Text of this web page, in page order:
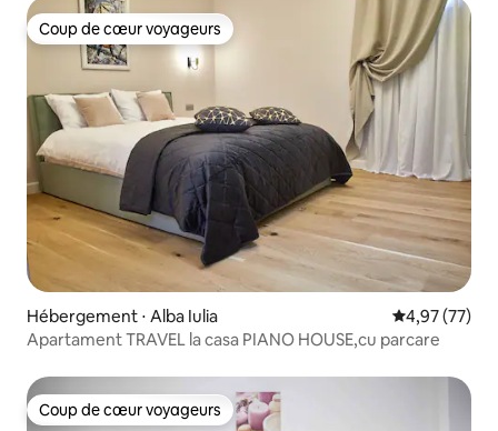
Coup de cœur voyageurs
Coup de cœur voyageurs
Hébergement ⋅ Alba Iulia Évaluation
4,97 (77)
Apartament TRAVEL la casa PIANO HOUSE,cu parcare
Coup de cœur voyageurs
Coup de cœur voyageurs